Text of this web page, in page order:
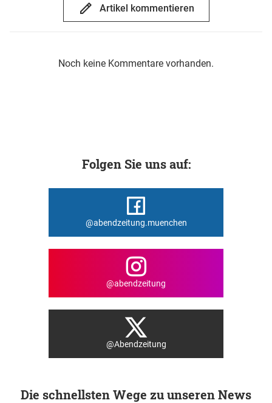
Artikel kommentieren
Noch keine Kommentare vorhanden.
Folgen Sie uns auf:
@abendzeitung.muenchen
@abendzeitung
@Abendzeitung
Die schnellsten Wege zu unseren News